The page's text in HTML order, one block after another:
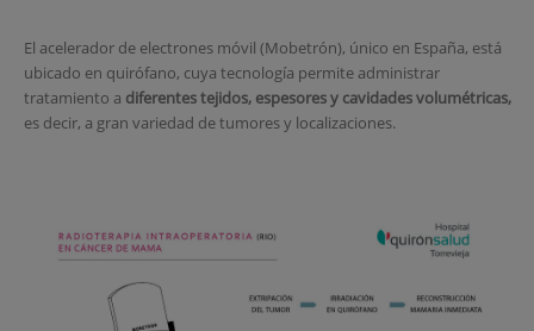
El acelerador de electrones móvil (Mobetrón), único en España, está
ubicado en quirófano, cuya tecnología permite administrar
tratamiento a diferentes tejidos, espesores y cavidades volumétricas,
es decir, a gran variedad de tumores y localizaciones.